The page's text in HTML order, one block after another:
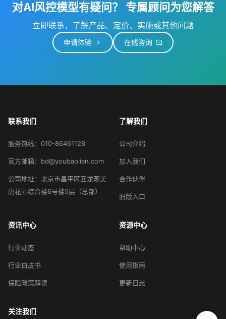
对AI风控模型有疑问？ 专属顾问为您解答
立即联系，了解产品、定价、实施或其他问题
申请体验 在线咨询
联系我们
服务热线：010-86461128
官方邮箱：bd@youbaolian.com
公司地址：北京市昌平区回龙观美
唐花园综合楼6号楼5层（总部）
了解我们
公司介绍
加入我们
合作伙伴
旧版入口
资讯中心
行业动态
行业白皮书
保险政策解读
资源中心
帮助中心
使用指南
更新日志
关注我们